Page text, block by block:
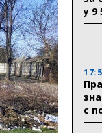
у 9
с